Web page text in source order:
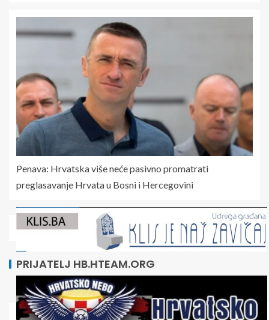
Penava: Hrvatska više neće pasivno promatrati
preglasavanje Hrvata u Bosni i Hercegovini
PRIJATELJ HB.HTEAM.ORG